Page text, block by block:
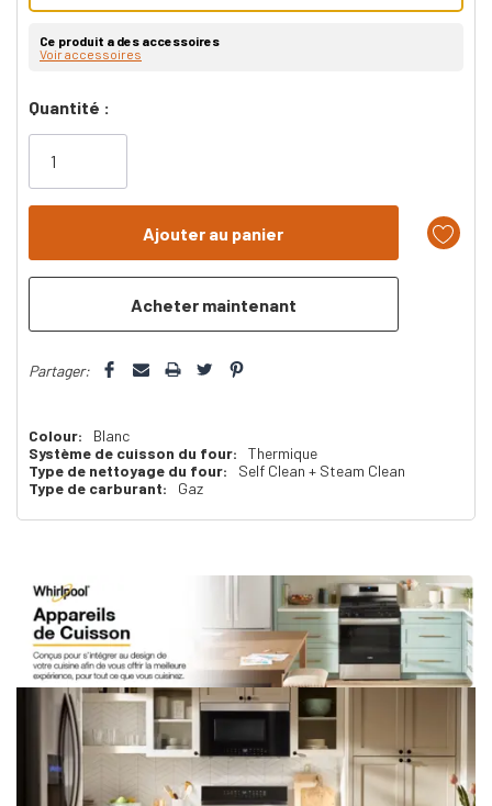
Ce produit a des accessoires
Voir accessoires
Dépêchez-
vous!
plus
Quantité :
Partager:
Colour:
Blanc
Système de cuisson du four:
Thermique
Type de nettoyage du four:
Self Clean + Steam Clean
Type de carburant:
Gaz